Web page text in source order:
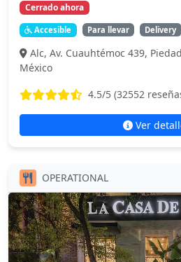
Cerrado ahora
Accesible Para llevar Delivery
Alc, Av. Cuauhtémoc 439,
México
4.5/5 (32552
Ver
OPERATIONAL